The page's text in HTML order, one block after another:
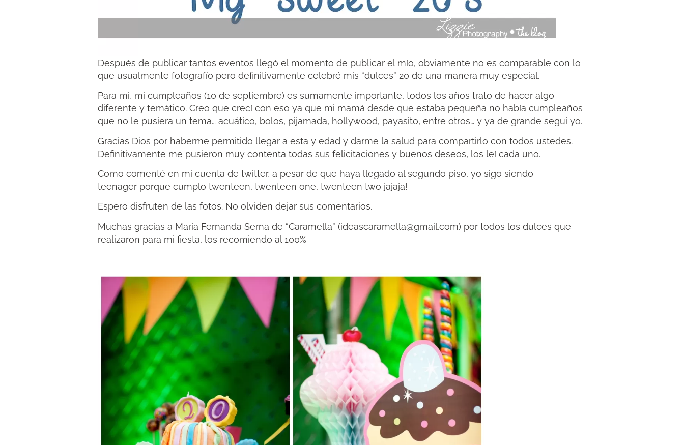
Después de publicar tantos eventos llegó el momento de publicar el mío, obviamente no es comparable con lo
que usualmente fotografío pero definitivamente celebré mis “dulces” 20 de una manera muy especial.
Para mi, mi cumpleaños (10 de septiembre) es sumamente importante, todos los años trato de hacer algo
diferente y temático. Creo que crecí con eso ya que mi mamá desde que estaba pequeña no había cumpleaños
que no le pusiera un tema… acuático, bolos, pijamada, hollywood, payasito, entre otros… y ya de grande seguí yo.
Gracias Dios por haberme permitido llegar a esta y edad y darme la salud para compartirlo con todos ustedes.
Definitivamente me pusieron muy contenta todas sus felicitaciones y buenos deseos, los leí cada uno.
Como comenté en mi cuenta de twitter, a pesar de que haya llegado al segundo piso, yo sigo siendo
teenager porque cumplo twenteen, twenteen one, twenteen two jajaja!
Espero disfruten de las fotos. No olviden dejar sus comentarios.
Muchas gracias a María Fernanda Serna de “Caramella” (ideascaramella@gmail.com) por todos los dulces que
realizaron para mi fiesta, los recomiendo al 100%